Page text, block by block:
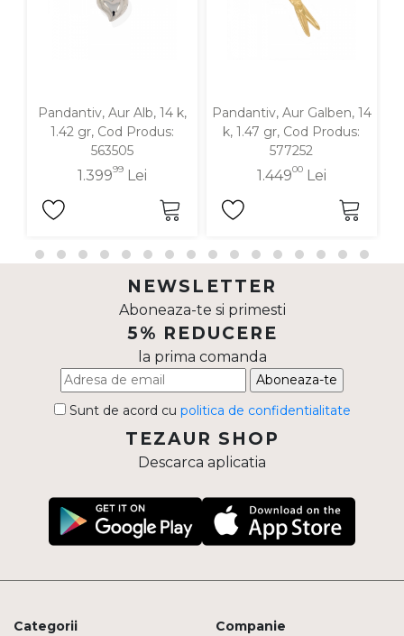
Pandantiv, Aur Alb, 14 k,
1.42 gr, Cod Produs:
563505
1.39999Lei
Pandantiv, Aur Galben, 14
k, 1.47 gr, Cod Produs:
577252
1.44900Lei
NEWSLETTER
Aboneaza-te si primesti
5% REDUCERE
la prima comanda
Aboneaza-te
Sunt de acord cu politica de confidentialitate
TEZAUR SHOP
Descarca aplicatia
Categorii Companie